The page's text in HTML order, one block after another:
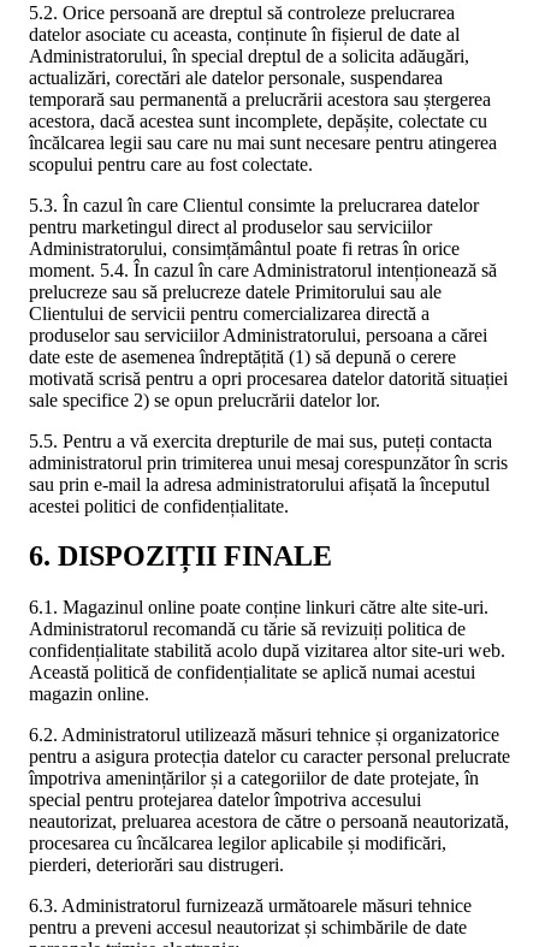
5.2. Orice persoană are dreptul să controleze prelucrarea
datelor asociate cu aceasta, conținute în fișierul de date al
Administratorului, în special dreptul de a solicita adăugări,
actualizări, corectări ale datelor personale, suspendarea
temporară sau permanentă a prelucrării acestora sau ștergerea
acestora, dacă acestea sunt incomplete, depășite, colectate cu
încălcarea legii sau care nu mai sunt necesare pentru atingerea
scopului pentru care au fost colectate.
5.3. În cazul în care Clientul consimte la prelucrarea datelor
pentru marketingul direct al produselor sau serviciilor
Administratorului, consimțământul poate fi retras în orice
moment. 5.4. În cazul în care Administratorul intenționează să
prelucreze sau să prelucreze datele Primitorului sau ale
Clientului de servicii pentru comercializarea directă a
produselor sau serviciilor Administratorului, persoana a cărei
date este de asemenea îndreptățită (1) să depună o cerere
motivată scrisă pentru a opri procesarea datelor datorită situației
sale specifice 2) se opun prelucrării datelor lor.
5.5. Pentru a vă exercita drepturile de mai sus, puteți contacta
administratorul prin trimiterea unui mesaj corespunzător în scris
sau prin e-mail la adresa administratorului afișată la începutul
acestei politici de confidențialitate.
6. DISPOZIȚII FINALE
6.1. Magazinul online poate conține linkuri către alte site-uri.
Administratorul recomandă cu tărie să revizuiți politica de
confidențialitate stabilită acolo după vizitarea altor site-uri web.
Această politică de confidențialitate se aplică numai acestui
magazin online.
6.2. Administratorul utilizează măsuri tehnice și organizatorice
pentru a asigura protecția datelor cu caracter personal prelucrate
împotriva amenințărilor și a categoriilor de date protejate, în
special pentru protejarea datelor împotriva accesului
neautorizat, preluarea acestora de către o persoană neautorizată,
procesarea cu încălcarea legilor aplicabile și modificări,
pierderi, deteriorări sau distrugeri.
6.3. Administratorul furnizează următoarele măsuri tehnice
pentru a preveni accesul neautorizat și schimbările de date